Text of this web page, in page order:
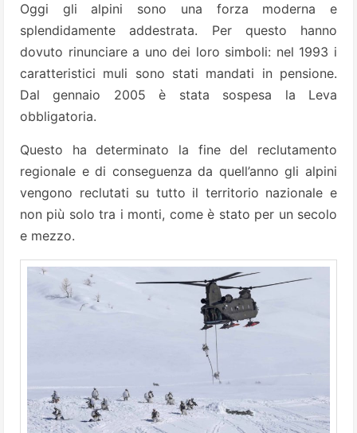
Oggi gli alpini sono una forza moderna e
splendidamente addestrata. Per questo hanno
dovuto rinunciare a uno dei loro simboli: nel 1993 i
caratteristici muli sono stati mandati in pensione.
Dal gennaio 2005 è stata sospesa la Leva
obbligatoria.
Questo ha determinato la fine del reclutamento
regionale e di conseguenza da quell’anno gli alpini
vengono reclutati su tutto il territorio nazionale e
non più solo tra i monti, come è stato per un secolo
e mezzo.